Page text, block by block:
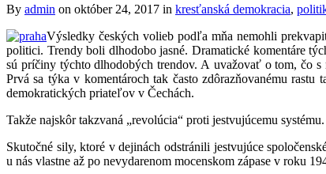
By admin on október 24, 2017 in kresťanská demokracia,
Výsledky českých volieb podľa mňa nemohli
politici. Trendy boli dlhodobo jasné. Dramatické komentáre
sú príčiny týchto dlhodobých trendov. A uvažovať o tom, čo
Prvá sa týka v komentároch tak často zdôrazňovanému
demokratických priateľov v Čechách.
Takže najskôr takzvaná „revolúcia“ proti jestvujúcemu systému.
Skutočné sily, ktoré v dejinách odstránili jestvujúce
u nás vlastne až po nevydarenom mocenskom zápase v roku